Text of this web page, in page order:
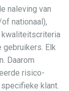
naleving van
nationaal),
kwaliteitscriteria
gebruikers. Elk
Daarom
risico-
klant.